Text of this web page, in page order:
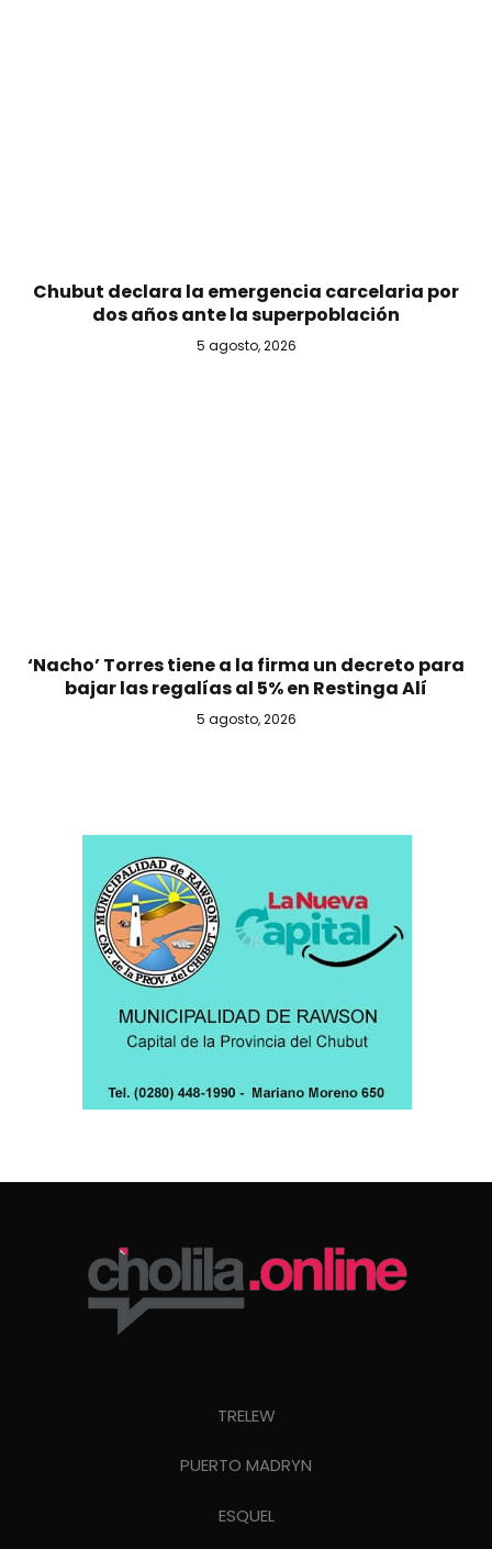
Chubut declara la emergencia carcelaria por
dos años ante la superpoblación
5 agosto, 2026
‘Nacho’ Torres tiene a la firma un decreto para
bajar las regalías al 5% en Restinga Alí
5 agosto, 2026
TRELEW
PUERTO MADRYN
ESQUEL